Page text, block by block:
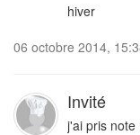
hiver
06 octobre 2014,
Invité
j'ai pris note